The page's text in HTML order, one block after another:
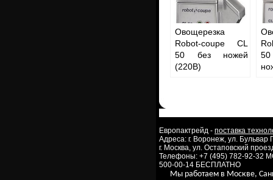
Овощерезка
Robot-coupe CL
50 без ножей
(220В)
Европактрейд - поставка
Адреса: г. Воронеж, ул.
г. Москва, ул. Остаповский
Телефоны: +7 (495) 782-92-32
500-00-14 БЕСПЛАТНО
Мы работаем в Москве,